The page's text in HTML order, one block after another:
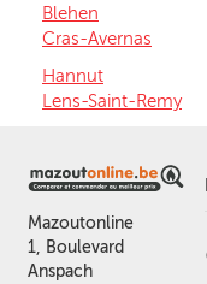
Blehen
Cras-Avernas
Hannut
Lens-Saint-Remy
Mazoutonline
1, Boulevard
Anspach